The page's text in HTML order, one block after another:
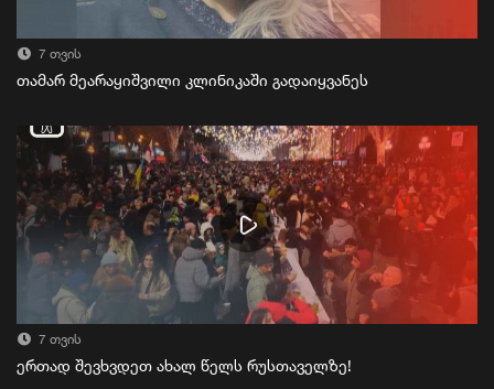
7 თვის
თამარ მეარაყიშვილი კლინიკაში გადაიყვანეს
7 თვის
ერთად შევხვდეთ ახალ წელს რუსთაველზე!